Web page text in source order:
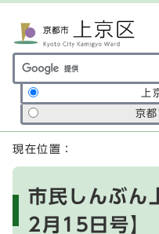
サイト内検索の範囲
上
京
ここから本文です
現在位置：
市民しんぶん
2月15日号】